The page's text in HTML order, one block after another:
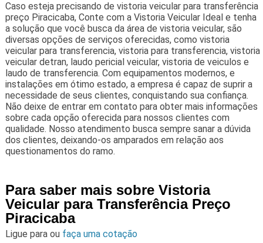
Caso esteja precisando de vistoria veicular para transferência
preço Piracicaba, Conte com a Vistoria Veicular Ideal e tenha
a solução que você busca da área de vistoria veicular, são
diversas opções de serviços oferecidas, como vistoria
veicular para transferencia, vistoria para transferencia, vistoria
veicular detran, laudo pericial veicular, vistoria de veiculos e
laudo de transferencia. Com equipamentos modernos, e
instalações em ótimo estado, a empresa é capaz de suprir a
necessidade de seus clientes, conquistando sua confiança.
Não deixe de entrar em contato para obter mais informações
sobre cada opção oferecida para nossos clientes com
qualidade. Nosso atendimento busca sempre sanar a dúvida
dos clientes, deixando-os amparados em relação aos
questionamentos do ramo.
Para saber mais sobre Vistoria
Veicular para Transferência Preço
Piracicaba
Ligue para ou faça uma cotação